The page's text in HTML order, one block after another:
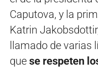
Caputova, y la
Katrin
llamado de varias
que se respeten